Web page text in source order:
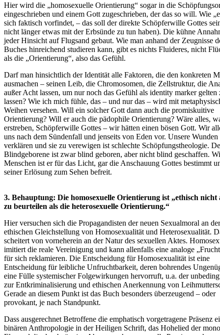
Hier wird die „homosexuelle Orientierung“ sogar in die
eingeschrieben und einem Gott zugeschrieben, der das so will. Wie
sich faktisch vorfindet, – das soll der direkte Schöpferwille Gottes
nicht länger etwas mit der Erbsünde zu tun haben). Die kühne
jeder Hinsicht auf Flugsand gebaut. Wie man anhand der Zeugnisse
Buches hinreichend studieren kann, gibt es nichts Fluideres, nicht
als die „Orientierung“, also das Gefühl.
Darf man hinsichtlich der Identität alle Faktoren, die den konkreten
ausmachen – seinen Leib, die Chromosomen, die Zellstruktur, die
außer Acht lassen, um nur noch das Gefühl als identity marker gelten
lassen? Wie ich mich fühle, das – und nur das – wird mit
Weihen versehen. Will ein solcher Gott dann auch die promiskuitive
Orientierung? Will er auch die pädophile Orientierung? Wäre alles,
erstreben, Schöpferwille Gottes – wir hätten einen bösen Gott. Wir
uns nach dem Sündenfall und jenseits von Eden vor. Unsere Wunden
verklären und sie zu verewigen ist schlechte Schöpfungstheologie.
Blindgeborene ist zwar blind geboren, aber nicht blind geschaffen.
Menschen ist er für das Licht, gar die Anschauung Gottes bestimmt
seiner Erlösung zum Sehen befreit.
3. Behauptung: Die homosexuelle Orientierung ist „ethisch nicht
zu beurteilen als die heterosexuelle Orientierung.“
Hier versuchen sich die Propagandisten der neuen Sexualmoral an der
ethischen Gleichstellung von Homosexualität und Heterosexualität.
scheitert von vorneherein an der Natur des sexuellen Aktes.
imitiert die reale Vereinigung und kann allenfalls eine analoge
für sich reklamieren. Die Entscheidung für Homosexualität ist eine
Entscheidung für leibliche Unfruchtbarkeit, deren bohrendes
eine Fülle systemischer Folgewirkungen hervorruft, u.a. der
zur Entkriminalisierung und ethischen Anerkennung von
Gerade an diesem Punkt ist das Buch besonders überzeugend – oder
provokant, je nach Standpunkt.
Dass ausgerechnet Betroffene die emphatisch vorgetragene Präsenz
binären Anthropologie in der Heiligen Schrift, das Hohelied der